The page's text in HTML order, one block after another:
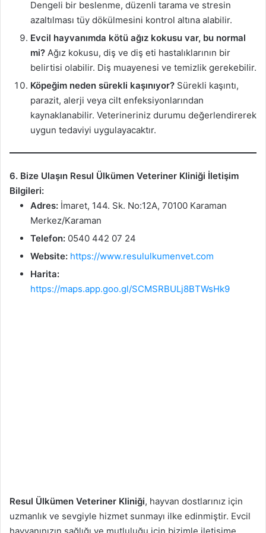
Dengeli bir beslenme, düzenli tarama ve stresin
azaltılması tüy dökülmesini kontrol altına alabilir.
Evcil hayvanımda kötü ağız kokusu var, bu normal
mi? Ağız kokusu, diş ve diş eti hastalıklarının bir
belirtisi olabilir. Diş muayenesi ve temizlik gerekebilir.
Köpeğim neden sürekli kaşınıyor? Sürekli kaşıntı,
parazit, alerji veya cilt enfeksiyonlarından
kaynaklanabilir. Veterineriniz durumu değerlendirerek
uygun tedaviyi uygulayacaktır.
6. Bize Ulaşın Resul Ülkümen Veteriner Kliniği İletişim
Bilgileri:
Adres: İmaret, 144. Sk. No:12A, 70100 Karaman
Merkez/Karaman
Telefon: 0540 442 07 24
Website: https://www.resululkumenvet.com
Harita:
https://maps.app.goo.gl/SCMSRBULj8BTWsHk9
Resul Ülkümen Veteriner Kliniği, hayvan dostlarınız için
uzmanlık ve sevgiyle hizmet sunmayı ilke edinmiştir. Evcil